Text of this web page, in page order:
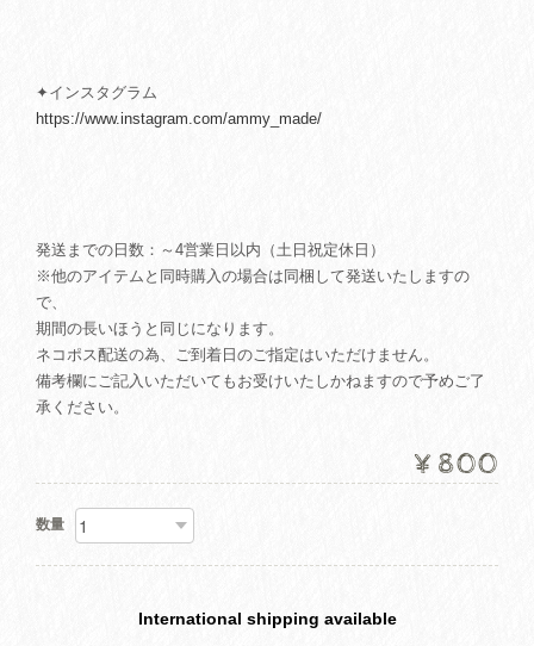
✦インスタグラム
https://www.instagram.com/ammy_made/
発送までの日数：～4営業日以内（土日祝定休日）
※他のアイテムと同時購入の場合は同梱して発送いたしますの
で、
期間の長いほうと同じになります。
ネコポス配送の為、ご到着日のご指定はいただけません。
備考欄にご記入いただいてもお受けいたしかねますので予めご了
承ください。
¥800
数量
International shipping available